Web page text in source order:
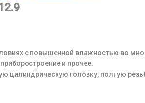
с повышенной влажностью во
и прочее.
цилиндрическую головку, полную